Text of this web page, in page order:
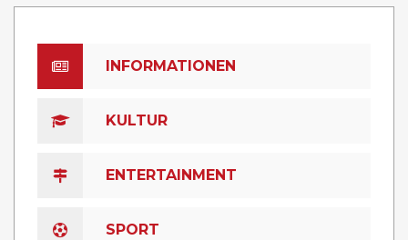
INFORMATIONEN
KULTUR
ENTERTAINMENT
SPORT